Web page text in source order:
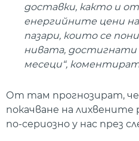
доставки, както и
енергийните цени
пазари, които се
нивата, достигнати
месеци“,
От там прогнозират,
покачване на
по-сериозно у нас през